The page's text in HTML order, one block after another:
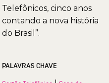
Telefônicos, cinco anos
contando a nova história
do Brasil”.
PALAVRAS CHAVE